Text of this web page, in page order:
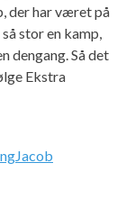
der har været på
stor en kamp,
dengang. Så det
Ekstra
Jacob